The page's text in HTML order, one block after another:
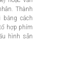
Thành
cách
hợp phím
hình sẵn